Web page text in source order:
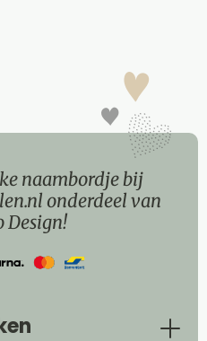
naambordje bij
onderdeel van
Design!